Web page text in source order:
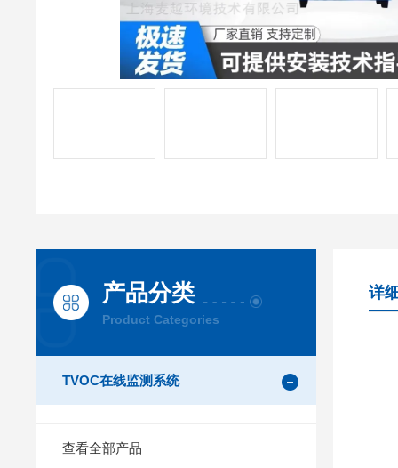
产品分类
Product Categories
TVOC在线监测系统
查看全部产品
详